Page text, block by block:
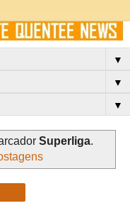
▼
▼
▼
Superliga.